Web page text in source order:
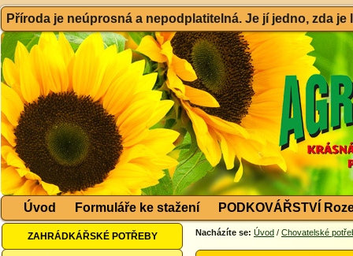
Příroda je neúprosná a nepodplatitelná. Je jí jedno, zda
Úvod Formuláře ke stažení PODKOVÁŘSTVÍ
ZAHRÁDKÁŘSKÉ POTŘEBY Nacházíte se: Úvod / Chovatelské